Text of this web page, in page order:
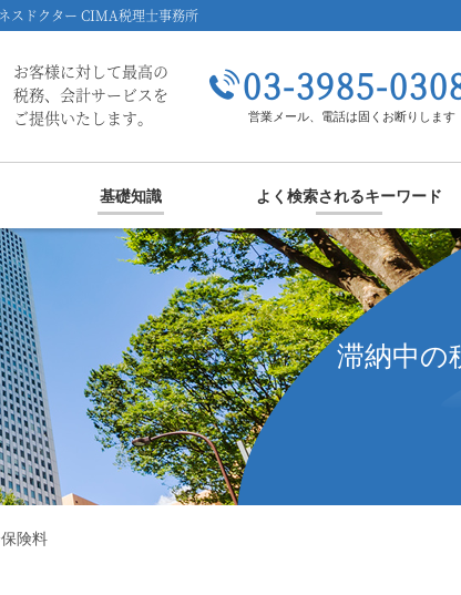
スドクター CIMA税理士事務所
お客様に対して最高の
税務、会計サービスを
ご提供いたします。
03-3985-
営業メール、電話は固くお断りします
基礎知識 よく検索されるキーワード
滞納中の
険料